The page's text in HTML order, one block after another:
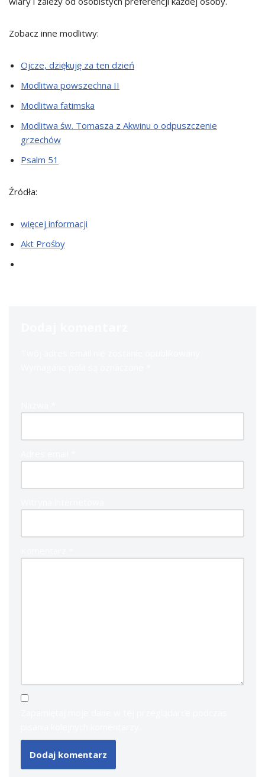
Zobacz inne modlitwy:
Ojcze, dziękuję za ten dzień
Modlitwa powszechna II
Modlitwa fatimska
Modlitwa św. Tomasza z Akwinu o odpuszczenie
grzechów
Psalm 51
Źródła:
więcej informacji
Akt Prośby